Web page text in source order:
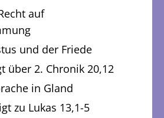
auf
und der Friede
über 2. Chronik 20,12
in Gland
zu Lukas 13,1-5